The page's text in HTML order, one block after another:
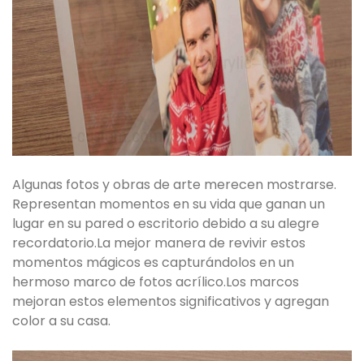
Algunas fotos y obras de arte merecen mostrarse.
Representan momentos en su vida que ganan un
lugar en su pared o escritorio debido a su alegre
recordatorio.La mejor manera de revivir estos
momentos mágicos es capturándolos en un
hermoso marco de fotos acrílico.Los marcos
mejoran estos elementos significativos y agregan
color a su casa.